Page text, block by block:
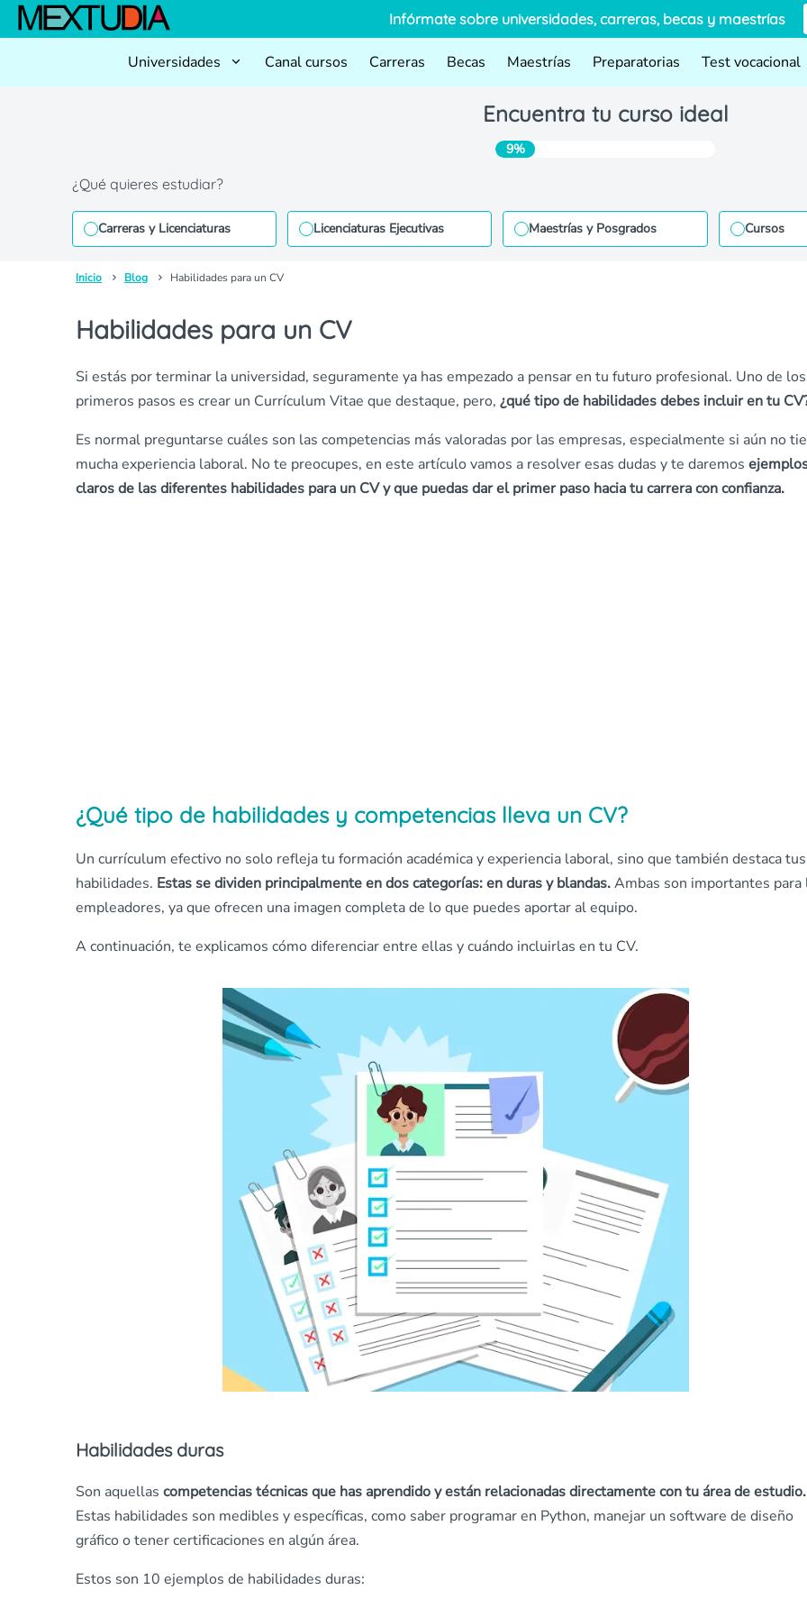
Infórmate sobre universidades, carreras, becas y maestrías
Universidades Canal cursos Carreras Becas Maestrías Preparatorias Test vocacional
Encuentra tu curso ideal
9%
¿Qué quieres estudiar?
Carreras y Licenciaturas Licenciaturas Ejecutivas Maestrías y Posgrados Cursos
Inicio Blog Habilidades para un CV
Habilidades para un CV
Si estás por terminar la universidad, seguramente ya has empezado a pensar en tu futuro profesional. Uno de los
primeros pasos es crear un Currículum Vitae que destaque, pero, ¿qué tipo de habilidades debes incluir en tu
Es normal preguntarse cuáles son las competencias más valoradas por las empresas, especialmente si aún no
mucha experiencia laboral. No te preocupes, en este artículo vamos a resolver esas dudas y te daremos
claros de las diferentes habilidades para un CV y que puedas dar el primer paso hacia tu carrera con confianza.
¿Qué tipo de habilidades y competencias lleva un CV?
Un currículum efectivo no solo refleja tu formación académica y experiencia laboral, sino que también destaca tus
habilidades. Estas se dividen principalmente en dos categorías: en duras y blandas.Ambas son importantes para
empleadores, ya que ofrecen una imagen completa de lo que puedes aportar al equipo.
A continuación, te explicamos cómo diferenciar entre ellas y cuándo incluirlas en tu CV.
Habilidades duras
Son aquellas competencias técnicas que has aprendido y están relacionadas directamente con tu área de estudio.
Estas habilidades son medibles y específicas, como saber programar en Python, manejar un software de diseño
gráfico o tener certificaciones en algún área.
Estos son 10 ejemplos de habilidades duras: